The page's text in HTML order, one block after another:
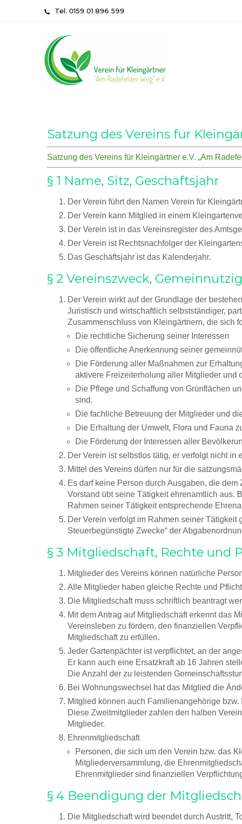
Tel. 0159 01 896 599
Satzung des Vereins für
Satzung des Vereins für Kleingärtner e.V. „Am
§ 1 Name, Sitz, Geschäftsjahr
Der Verein führt den Namen Verein für
Der Verein kann Mitglied in einem
Der Verein ist in das Vereinsregister des
Der Verein ist Rechtsnachfolger der
Das Geschäftsjahr ist das Kalenderjahr.
§ 2 Vereinszweck,
Der Verein wirkt auf der Grundlage der
Juristisch und wirtschaftlich selbstständiger,
Zusammenschluss von Kleingärtnern, die sich
Die rechtliche Sicherung seiner Interessen
Die öffentliche Anerkennung seiner
Die Förderung aller Maßnahmen zur
aktivere Freizeiterholung aller Mitglieder und
Die Pflege und Schaffung von Grünflächen
sind.
Die fachliche Betreuung der Mitglieder und
Die Erhaltung der Umwelt, Flora und Fauna
Die Förderung der Interessen aller
Der Verein ist selbstlos tätig, er verfolgt nicht
Mittel des Vereins dürfen nur für die
Es darf keine Person durch Ausgaben, die
Vorstand übt seine Tätigkeit ehrenamtlich aus.
Rahmen seiner Tätigkeit entsprechende
Der Verein verfolgt im Rahmen seiner
Steuerbegünstigte Zwecke“ der
§ 3 Mitgliedschaft, Rechte und
Mitglieder des Vereins können natürliche
Alle Mitglieder haben gleiche Rechte und
Die Mitgliedschaft muss schriftlich beantragt
Mit dem Antrag auf Mitgliedschaft erkennt das
Vereinsleben zu fördern, den finanziellen
Mitgliedschaft zu erfüllen.
Jeder Gartenpächter ist verpflichtet, an der
Er kann auch eine Ersatzkraft ab 16 Jahren
Die Anzahl der zu leistenden
Bei Wohnungswechsel hat das Mitglied die
Mitglied können auch Familienangehörige
Diese Zweitmitglieder zahlen den halben
Mitglieder.
Ehrenmitgliedschaft
Personen, die sich um den Verein bzw. das
Mitgliederversammlung, die
Ehrenmitglieder sind finanziellen
§ 4 Beendigung der
Die Mitgliedschaft wird beendet durch Austritt,